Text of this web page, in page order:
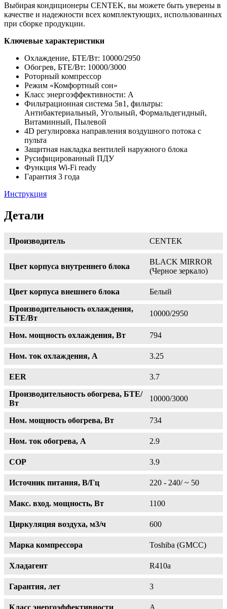
Выбирая кондиционеры CENTEK, вы можете быть уверены в
качестве и надежности всех комплектующих, использованных
при сборке продукции.
Ключевые характеристики
Охлаждение, БТЕ/Вт: 10000/2950
Обогрев, БТЕ/Вт: 10000/3000
Роторный компрессор
Режим «Комфортный сон»
Класс энергоэффективности: А
Фильтрационная система 5в1, фильтры:
Антибактериальный, Угольный, Формальдегидный,
Витаминный, Пылевой
4D регулировка направления воздушного потока с
пульта
Защитная накладка вентилей наружного блока
Русифицированный ПДУ
Функция Wi-Fi ready
Гарантия 3 года
Инструкция
Детали
Производитель CENTEK
Цвет корпуса внутреннего блока
BLACK MIRROR
(Черное зеркало)
Цвет корпуса внешнего блока
Белый
Производительность охлаждения,
БТЕ/Вт
10000/2950
Ном. мощность охлаждения, Вт 794
Ном. ток охлаждения, А 3.25
EER
3.7
Производительность обогрева, БТЕ/
Вт
10000/3000
Ном. мощность обогрева, Вт 734
Ном. ток обогрева, А 2.9
COP 3.9
Источник питания, В/Гц 220 - 240/ ~ 50
Макс. вход. мощность, Вт 1100
Циркуляция воздуха, м3/ч 600
Марка компрессора Toshiba (GMCC)
Хладагент R410a
Гарантия, лет 3
Класс энергоэффективности A